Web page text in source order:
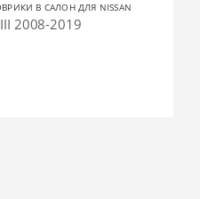
В САЛОН ДЛЯ NISSAN
2008-2019